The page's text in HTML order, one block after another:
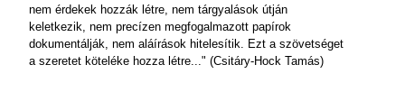
nem érdekek hozzák létre, nem tárgyalások útján
keletkezik, nem precízen megfogalmazott papírok
dokumentálják, nem aláírások hitelesítik. Ezt a szövetséget
a szeretet köteléke hozza létre..." (Csitáry-Hock Tamás)